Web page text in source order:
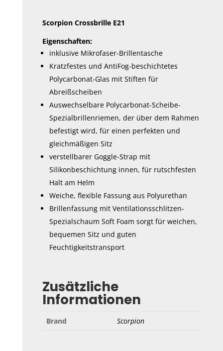
Scorpion Crossbrille E21
Eigenschaften:
inklusive Mikrofaser-Brillentasche
Kratzfestes und AntiFog-beschichtetes
Polycarbonat-Glas mit Stiften für
Abreißscheiben
Auswechselbare Polycarbonat-Scheibe-
Spezialbrillenriemen, der über dem Rahmen
befestigt wird, für einen perfekten und
gleichmäßigen Sitz
verstellbarer Goggle-Strap mit
Silikonbeschichtung innen, für rutschfesten
Halt am Helm
Weiche, flexible Fassung aus Polyurethan
Brillenfassung mit Ventilationsschlitzen-
Spezialschaum Soft Foam sorgt für weichen,
bequemen Sitz und guten
Feuchtigkeitstransport
Zusätzliche
Informationen
Brand Scorpion